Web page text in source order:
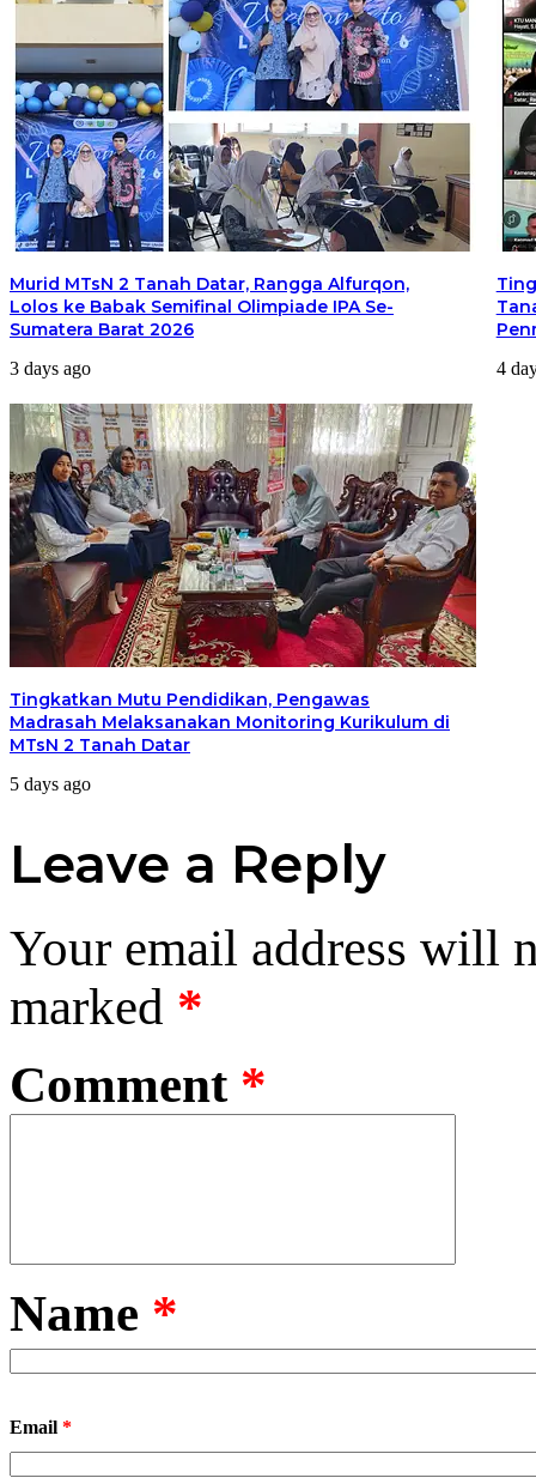
Murid MTsN 2 Tanah Datar, Rangga Alfurqon,
Lolos ke Babak Semifinal Olimpiade IPA Se-
Sumatera Barat 2026
3 days ago 4
Tingkatkan Mutu Pendidikan, Pengawas
Madrasah Melaksanakan Monitoring Kurikulum di
MTsN 2 Tanah Datar
5 days ago
Leave a Reply
Your email address will
marked *
Comment *
Name *
Email *